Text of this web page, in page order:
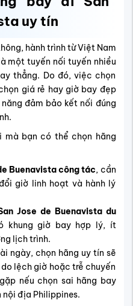
uy tín
hành trình từ Việt Nam
một tuyến nối tuyến nhiều
thẳng. Do đó, việc chọn
giá rẻ hay giờ bay đẹp
đảm bảo kết nối đúng
mà bạn có thể chọn hãng
Buenavista công tác, cần
giờ linh hoạt và hành lý
Jose de Buenavista du
khung giờ bay hợp lý, ít
lịch trình.
ngày, chọn hãng uy tín sẽ
lệch giờ hoặc trễ chuyến
nếu chọn sai hãng bay
địa Philippines.